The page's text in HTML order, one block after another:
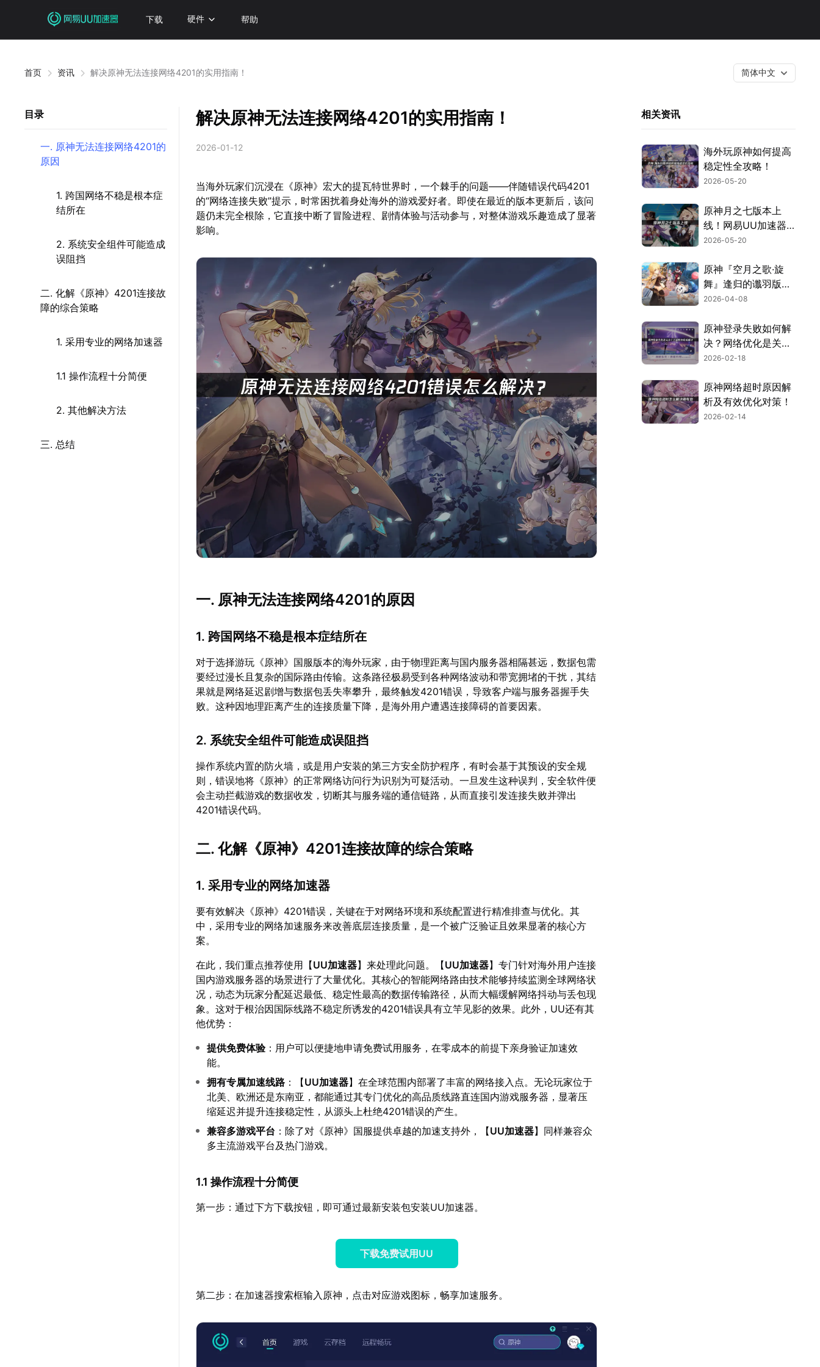
下载 硬件 帮助
首页 资讯 解决原神无法连接网络4201的实用指南！ 简体中文
目录
一. 原神无法连接网络4201的
原因
1. 跨国网络不稳是根本症
结所在
2. 系统安全组件可能造成
误阻挡
二. 化解《原神》4201连接故
障的综合策略
1. 采用专业的网络加速器
1.1 操作流程十分简便
2. 其他解决方法
三. 总结
解决原神无法连接网络4201的实用指南！
2026-01-12
当海外玩家们沉浸在《原神》宏大的提瓦特世界时，一个棘手的问题——伴随错误代码4201
的“网络连接失败”提示，时常困扰着身处海外的游戏爱好者。即使在最近的版本更新后，该问
题仍未完全根除，它直接中断了冒险进程、剧情体验与活动参与，对整体游戏乐趣造成了显著
影响。
一. 原神无法连接网络4201的原因
1. 跨国网络不稳是根本症结所在
对于选择游玩《原神》国服版本的海外玩家，由于物理距离与国内服务器相隔甚远，数据包需
要经过漫长且复杂的国际路由传输。这条路径极易受到各种网络波动和带宽拥堵的干扰，其结
果就是网络延迟剧增与数据包丢失率攀升，最终触发4201错误，导致客户端与服务器握手失
败。这种因地理距离产生的连接质量下降，是海外用户遭遇连接障碍的首要因素。
2. 系统安全组件可能造成误阻挡
操作系统内置的防火墙，或是用户安装的第三方安全防护程序，有时会基于其预设的安全规
则，错误地将《原神》的正常网络访问行为识别为可疑活动。一旦发生这种误判，安全软件便
会主动拦截游戏的数据收发，切断其与服务端的通信链路，从而直接引发连接失败并弹出
4201错误代码。
二. 化解《原神》4201连接故障的综合策略
1. 采用专业的网络加速器
要有效解决《原神》4201错误，关键在于对网络环境和系统配置进行精准排查与优化。其
中，采用专业的网络加速服务来改善底层连接质量，是一个被广泛验证且效果显著的核心方
案。
在此，我们重点推荐使用【UU加速器】来处理此问题。【UU加速器】专门针对海外用户连接
国内游戏服务器的场景进行了大量优化。其核心的智能网络路由技术能够持续监测全球网络状
况，动态为玩家分配延迟最低、稳定性最高的数据传输路径，从而大幅缓解网络抖动与丢包现
象。这对于根治因国际线路不稳定所诱发的4201错误具有立竿见影的效果。此外，UU还有其
他优势：
提供免费体验：用户可以便捷地申请免费试用服务，在零成本的前提下亲身验证加速效
能。
拥有专属加速线路 ：【UU加速器】在全球范围内部署了丰富的网络接入点。无论玩家位于
北美、欧洲还是东南亚，都能通过其专门优化的高品质线路直连国内游戏服务器，显著压
缩延迟并提升连接稳定性，从源头上杜绝4201错误的产生。
兼容多游戏平台 ：除了对《原神》国服提供卓越的加速支持外，【UU加速器】同样兼容众
多主流游戏平台及热门游戏。
1.1 操作流程十分简便
第一步：通过下方下载按钮，即可通过最新安装包安装UU加速器。
下载免费试用UU
第二步：在加速器搜索框输入原神，点击对应游戏图标，畅享加速服务。
相关资讯
海外玩原神如何提高
稳定性全攻略！
2026-05-20
原神月之七版本上
线！网易UU加速器
助力玩家流畅冒险！
2026-05-20
原神『空月之歌·旋
舞』逢归的谶羽版本
上线，网络优化助力
2026-04-08
原神登录失败如何解
决？网络优化是关
键！
2026-02-18
原神网络超时原因解
析及有效优化对策！
2026-02-14